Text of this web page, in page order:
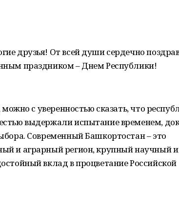
друзья! От всей души сердечно
праздником – Днем Республики!
с уверенностью сказать, что
выдержали испытание временем,
Современный Башкортостан – это
и аграрный регион, крупный научный и
вклад в процветание Российской